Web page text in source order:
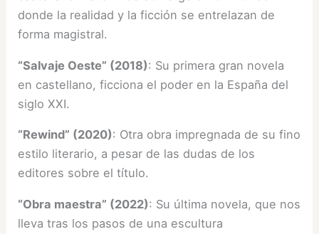
donde la realidad y la ficción se entrelazan de
forma magistral.
“Salvaje Oeste” (2018): Su primera gran novela
en castellano, ficciona el poder en la España del
siglo XXI.
“Rewind” (2020): Otra obra impregnada de su fino
estilo literario, a pesar de las dudas de los
editores sobre el título.
“Obra maestra” (2022): Su última novela, que nos
lleva tras los pasos de una escultura